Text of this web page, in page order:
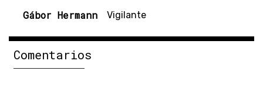
Gábor Hermann Vigilante
Comentarios